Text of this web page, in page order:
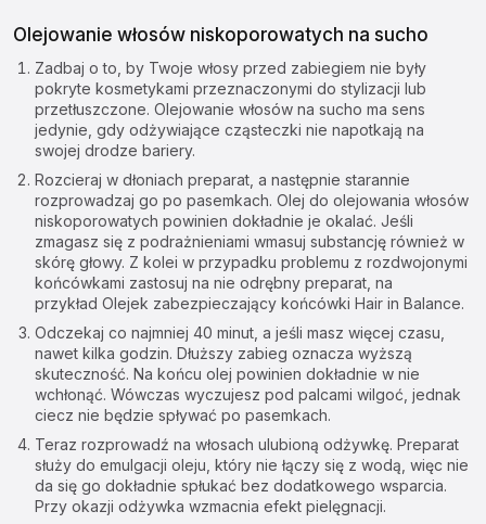
Olejowanie włosów niskoporowatych na sucho
Zadbaj o to, by Twoje włosy przed zabiegiem nie były
pokryte kosmetykami przeznaczonymi do stylizacji lub
przetłuszczone. Olejowanie włosów na sucho ma sens
jedynie, gdy odżywiające cząsteczki nie napotkają na
swojej drodze bariery.
Rozcieraj w dłoniach preparat, a następnie starannie
rozprowadzaj go po pasemkach. Olej do olejowania włosów
niskoporowatych powinien dokładnie je okalać. Jeśli
zmagasz się z podrażnieniami wmasuj substancję również w
skórę głowy. Z kolei w przypadku problemu z rozdwojonymi
końcówkami zastosuj na nie odrębny preparat, na
przykład Olejek zabezpieczający końcówki Hair in Balance.
Odczekaj co najmniej 40 minut, a jeśli masz więcej czasu,
nawet kilka godzin. Dłuższy zabieg oznacza wyższą
skuteczność. Na końcu olej powinien dokładnie w nie
wchłonąć. Wówczas wyczujesz pod palcami wilgoć, jednak
ciecz nie będzie spływać po pasemkach.
Teraz rozprowadź na włosach ulubioną odżywkę. Preparat
służy do emulgacji oleju, który nie łączy się z wodą, więc nie
da się go dokładnie spłukać bez dodatkowego wsparcia.
Przy okazji odżywka wzmacnia efekt pielęgnacji.